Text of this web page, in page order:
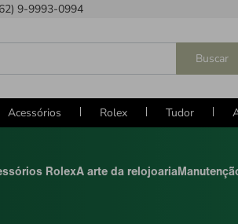
9-9993-0994
Buscar
Acessórios Rolex Tudor
RolexA arte da relojoaria